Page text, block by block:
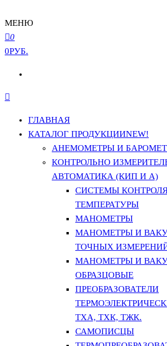
МЕНЮ
0
0РУБ.
ГЛАВНАЯ
КАТАЛОГ ПРОДУКЦИИNEW!
АНЕМОМЕТРЫ И
КОНТРОЛЬНО
АВТОМАТИКА (КИП И А)
СИСТЕМЫ
ТЕМПЕРАТУРЫ
МАНОМЕТРЫ
МАНОМЕТРЫ И
ТОЧНЫХ
МАНОМЕТРЫ И
ОБРАЗЦОВЫЕ
ПРЕОБРАЗОВАТЕЛИ
ТХА, ТХК, ТЖК.
САМОПИСЦЫ